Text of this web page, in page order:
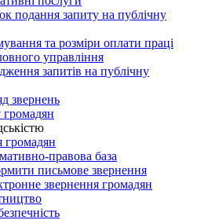
подання запиту на публічну
та розміри оплати праці
управління
запитів на публічну
звернень
громадян
правова база
письмове звернення
звернення громадян